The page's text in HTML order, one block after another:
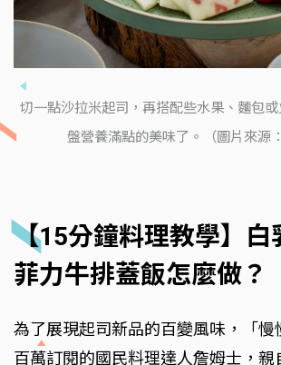
切一點沙拉米起司，再搭配些水果、麵包
盤營養滿點的美味了。（圖片來源
【15分鐘料理教學】白
菲力牛排蓋飯怎麼做？
為了展現起司新品的百變風味，「慢
百萬訂閱的國民料理達人詹姆士，親